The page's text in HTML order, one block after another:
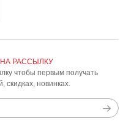
РАССЫЛКУ
чтобы первым получать
новинках.